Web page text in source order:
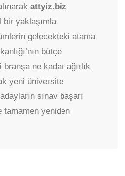
attyiz.biz
bir yaklaşımla
gelecekteki atama
bütçe
ne kadar ağırlık
yeni üniversite
sınav başarı
tamamen yeniden